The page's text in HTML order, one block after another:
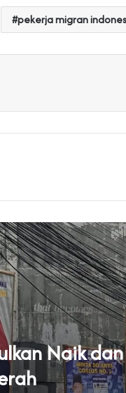
pekerja migran
Naik